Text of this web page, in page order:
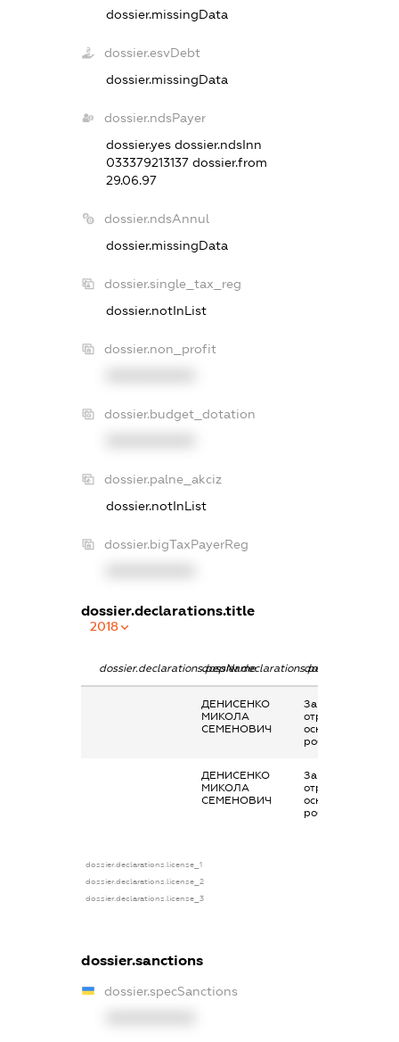
dossier.missingData
dossier.esvDebt
dossier.missingData
dossier.ndsPayer
dossier.yes dossier.ndsInn
033379213137 dossier.from
29.06.97
dossier.ndsAnnul
dossier.missingData
dossier.single_tax_reg
dossier.notInList
dossier.non_profit
dossier.budget_dotation
dossier.palne_akciz
dossier.notInList
dossier.bigTaxPayerReg
dossier.declarations.title
2018
dossier.declarations.pepNamedossier.declarations.personName
ДЕНИСЕНКО
МИКОЛА
СЕМЕНОВИЧ
Заробітна плата
отримана за
основним місцем
роботи
ДЕНИСЕНКО
МИКОЛА
СЕМЕНОВИЧ
Заробітна плата
отримана за
основним місцем
роботи
dossier.declarations.license_1
dossier.declarations.license_2
dossier.declarations.license_3
dossier.sanctions
dossier.specSanctions